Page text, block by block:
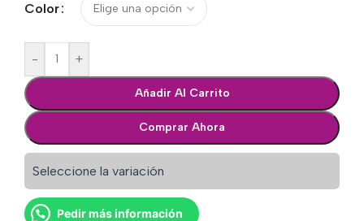
Color
- +
Añadir Al Carrito
Comprar Ahora
Seleccione la variación
Pedir más información